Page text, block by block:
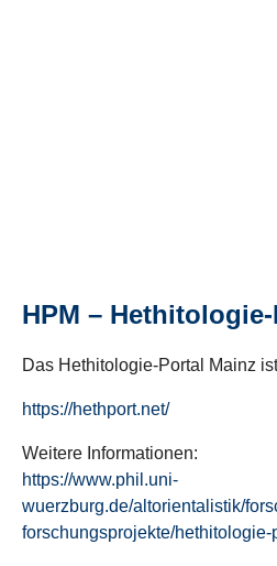
HPM –
Das Hethitologie-Portal Mainz
https://hethport.net/
Weitere Informationen:
https://www.phil.uni-
wuerzburg.de/altorientalistik/
forschungsprojekte/hethitologie-